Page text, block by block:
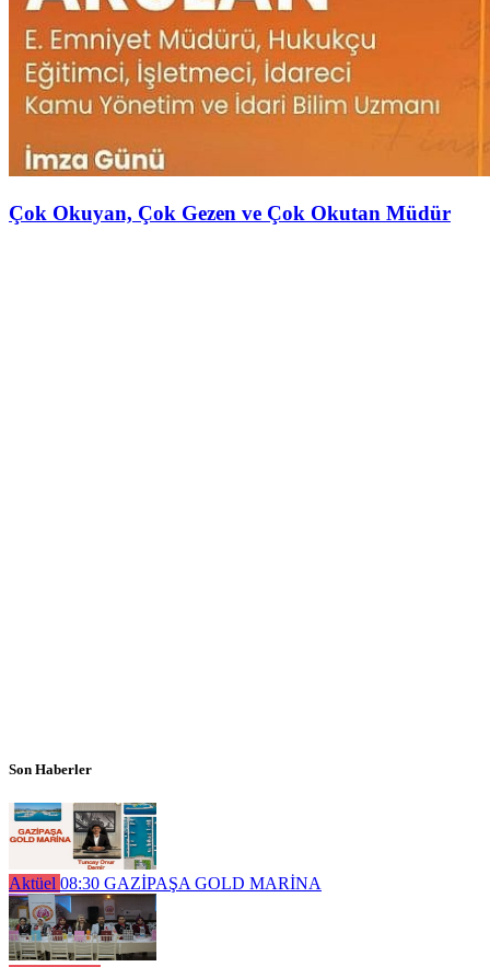
Çok Okuyan, Çok Gezen ve Çok Okutan Müdür
Son Haberler
Aktüel 08:30 GAZİPAŞA GOLD MARİNA